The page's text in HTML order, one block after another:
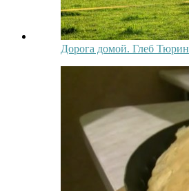
Дорога домой. Глеб Тюрин